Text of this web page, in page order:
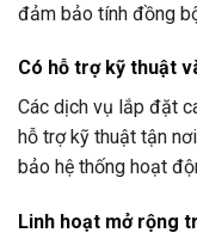
đảm bảo tính đồng
Có hỗ trợ kỹ thuật
Các dịch vụ lắp đặt
hỗ trợ kỹ thuật tận
bảo hệ thống hoạt
Linh hoạt mở rộng